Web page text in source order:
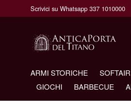
Scrivici su Whatsapp 337 1010000
ARMI STORICHE SOFTAIR
GIOCHI
BARBECUE